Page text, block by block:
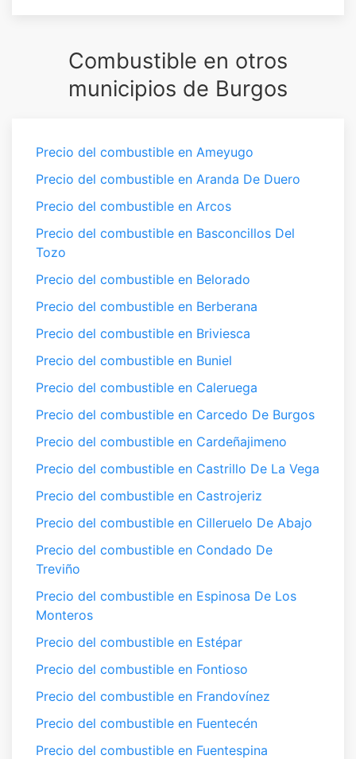
Combustible en otros
municipios de Burgos
Precio del combustible en Ameyugo
Precio del combustible en Aranda De Duero
Precio del combustible en Arcos
Precio del combustible en Basconcillos Del
Tozo
Precio del combustible en Belorado
Precio del combustible en Berberana
Precio del combustible en Briviesca
Precio del combustible en Buniel
Precio del combustible en Caleruega
Precio del combustible en Carcedo De Burgos
Precio del combustible en Cardeñajimeno
Precio del combustible en Castrillo De La Vega
Precio del combustible en Castrojeriz
Precio del combustible en Cilleruelo De Abajo
Precio del combustible en Condado De
Treviño
Precio del combustible en Espinosa De Los
Monteros
Precio del combustible en Estépar
Precio del combustible en Fontioso
Precio del combustible en Frandovínez
Precio del combustible en Fuentecén
Precio del combustible en Fuentespina